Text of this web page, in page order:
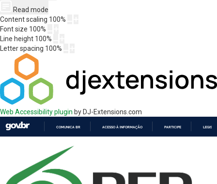
Read mode
Content scaling 100%
Font size 100%
Line height 100%
Letter spacing 100%
Web Accessibility plugin by DJ-Extensions.com
COMUNICA BR ACESSO À INFORMAÇÃO PARTICIPE